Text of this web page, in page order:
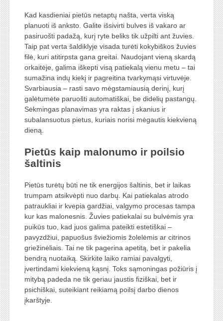
Kad kasdieniai pietūs netaptų našta, verta viską
planuoti iš anksto. Galite išsivirti bulves iš vakaro ar
pasiruošti padažą, kurį ryte beliks tik užpilti ant žuvies.
Taip pat verta šaldiklyje visada turėti kokybiškos žuvies
filė, kuri atitirpsta gana greitai. Naudojant vieną skardą
orkaitėje, galima iškepti visą patiekalą vienu metu – tai
sumažina indų kiekį ir pagreitina tvarkymąsi virtuvėje.
Svarbiausia – rasti savo mėgstamiausią derinį, kurį
galėtumėte paruošti automatiškai, be didelių pastangų.
Sėkmingas planavimas yra raktas į skanius ir
subalansuotus pietus, kuriais norisi mėgautis kiekvieną
dieną.
Pietūs kaip malonumo ir poilsio
šaltinis
Pietūs turėtų būti ne tik energijos šaltinis, bet ir laikas
trumpam atsikvėpti nuo darbų. Kai patiekalas atrodo
patraukliai ir kvepia gardžiai, valgymo procesas tampa
kur kas malonesnis. Žuvies patiekalai su bulvėmis yra
puikūs tuo, kad juos galima pateikti estetiškai –
pavyzdžiui, papuošus šviežiomis žolelėmis ar citrinos
griežinėliais. Tai ne tik pagerina apetitą, bet ir pakelia
bendrą nuotaiką. Skirkite laiko ramiai pavalgyti,
įvertindami kiekvieną kąsnį. Toks sąmoningas požiūris į
mitybą padeda ne tik geriau jaustis fiziškai, bet ir
psichiškai, suteikiant reikiamą poilsį darbo dienos
įkarštyje.